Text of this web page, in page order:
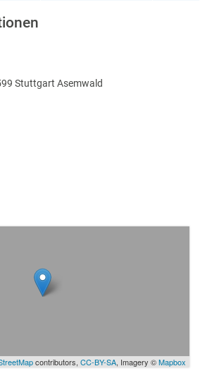
Stuttgart Asemwald
contributors, CC-BY-SA, Imagery ©Mapbox